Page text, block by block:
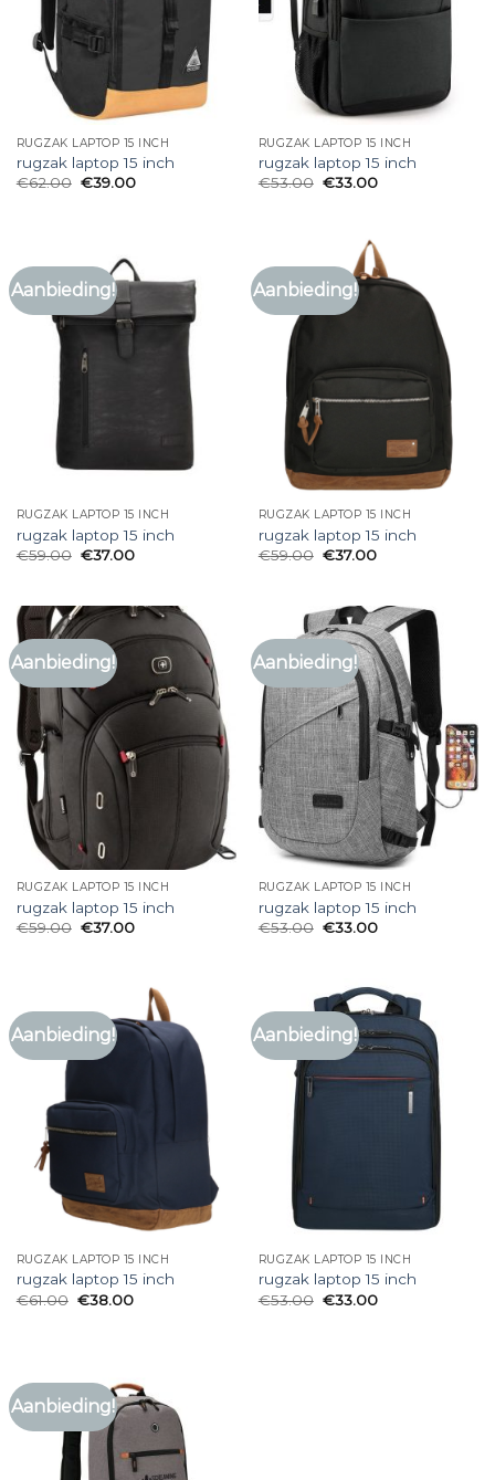
RUGZAK LAPTOP 15 INCH
rugzak laptop 15 inch
€62.00 €39.00
RUGZAK LAPTOP 15 INCH
rugzak laptop 15 inch
€53.00 €33.00
Aanbieding!
RUGZAK LAPTOP 15 INCH
rugzak laptop 15 inch
€59.00 €37.00
Aanbieding!
RUGZAK LAPTOP 15 INCH
rugzak laptop 15 inch
€59.00 €37.00
Aanbieding!
RUGZAK LAPTOP 15 INCH
rugzak laptop 15 inch
€59.00 €37.00
Aanbieding!
RUGZAK LAPTOP 15 INCH
rugzak laptop 15 inch
€53.00 €33.00
Aanbieding!
RUGZAK LAPTOP 15 INCH
rugzak laptop 15 inch
€61.00 €38.00
Aanbieding!
RUGZAK LAPTOP 15 INCH
rugzak laptop 15 inch
€53.00 €33.00
Aanbieding!